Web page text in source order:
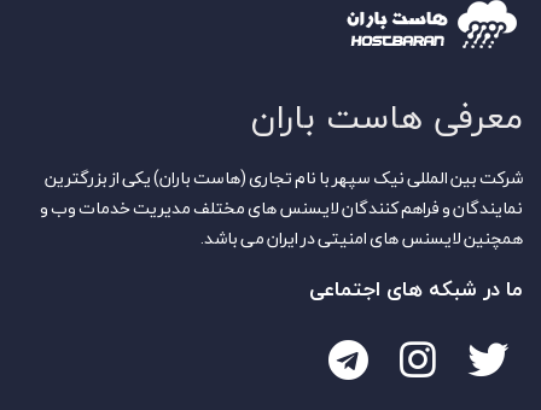
معرفی هاست باران
شرکت بین المللی نیک سپهر با نام تجاری (هاست باران) یکی از بزرگترین
نمایندگان و فراهم کنندگان لایسنس های مختلف مدیریت خدمات وب و
همچنین لایسنس های امنیتی در ایران می باشد.
ما در شبکه های اجتماعی